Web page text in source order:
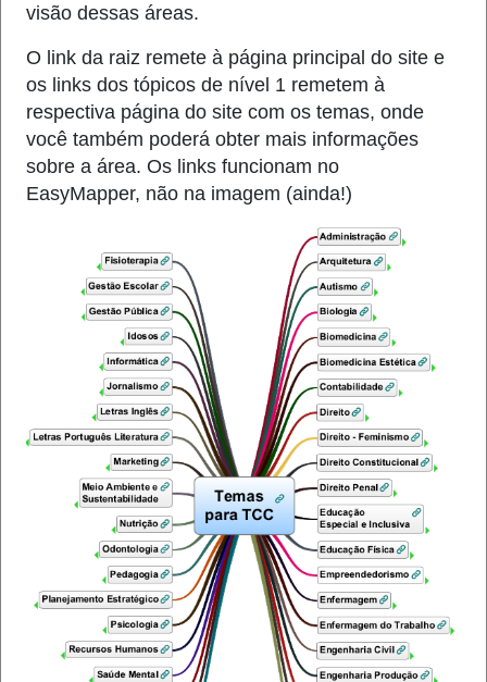
visão dessas áreas.
O link da raiz remete à página principal do site e
os links dos tópicos de nível 1 remetem à
respectiva página do site com os temas, onde
você também poderá obter mais informações
sobre a área. Os links funcionam no
EasyMapper, não na imagem (ainda!)